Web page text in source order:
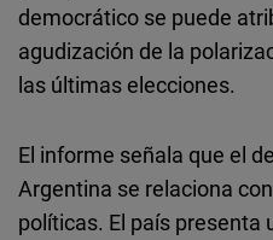
democrático se puede
agudización de la
las últimas elecciones.
El informe señala que el
Argentina se relaciona
políticas. El país presenta